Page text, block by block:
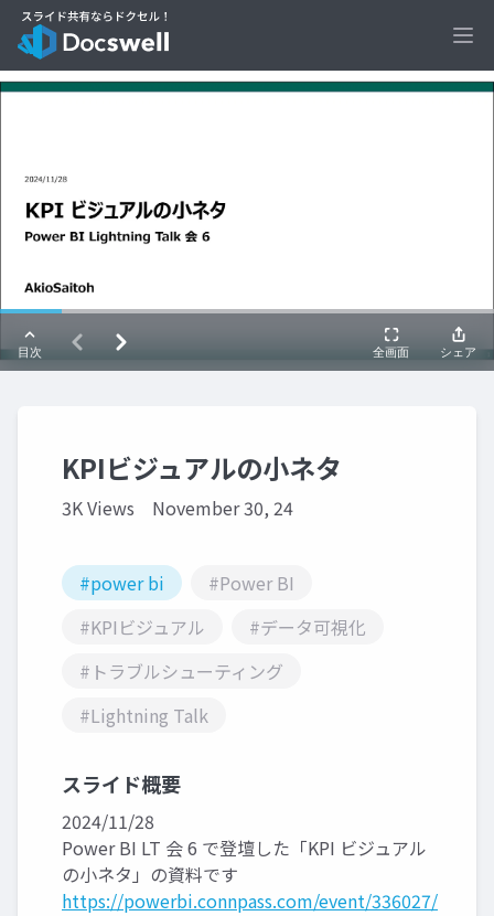
KPIビジュアルの小ネタ
3K Views November 30, 24
#power bi
#Power BI
#KPIビジュアル
#データ可視化
#トラブルシューティング
#Lightning Talk
スライド概要
2024/11/28
Power BI LT 会 6 で登壇した「KPI ビジュアル
の小ネタ」の資料です
https://powerbi.connpass.com/event/336027/